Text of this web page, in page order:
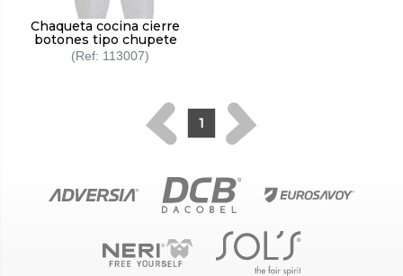
Chaqueta cocina cierre
botones tipo chupete
113007
1